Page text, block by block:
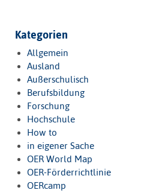
Kategorien
Allgemein
Ausland
Außerschulisch
Berufsbildung
Forschung
Hochschule
How to
in eigener Sache
OER World Map
OER-Förderrichtlinie
OERcamp